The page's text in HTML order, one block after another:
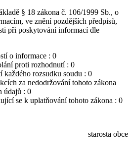
§ 18 zákona č. 106/1999 Sb., o
ve znění pozdějších předpisů,
při poskytování informací dle
o informace : 0
proti rozhodnutí : 0
každého rozsudku soudu : 0
za nedodržování tohoto zákona
údajů : 0
se k uplatňování tohoto zákona : 0
starosta obce